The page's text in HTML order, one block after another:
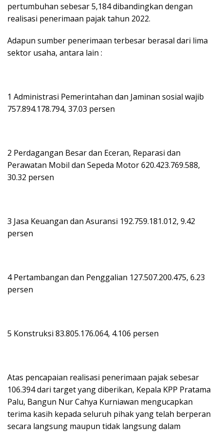
pertumbuhan sebesar 5,184 dibandingkan dengan
realisasi penerimaan pajak tahun 2022.
Adapun sumber penerimaan terbesar berasal dari lima
sektor usaha, antara lain :
1 Administrasi Pemerintahan dan Jaminan sosial wajib
757.894.178.794, 37.03 persen
2 Perdagangan Besar dan Eceran, Reparasi dan
Perawatan Mobil dan Sepeda Motor 620.423.769.588,
30.32 persen
3 Jasa Keuangan dan Asuransi 192.759.181.012, 9.42
persen
4 Pertambangan dan Penggalian 127.507.200.475, 6.23
persen
5 Konstruksi 83.805.176.064, 4.106 persen
Atas pencapaian realisasi penerimaan pajak sebesar
106.394 dari target yang diberikan, Kepala KPP Pratama
Palu, Bangun Nur Cahya Kurniawan mengucapkan
terima kasih kepada seluruh pihak yang telah berperan
secara langsung maupun tidak langsung dalam